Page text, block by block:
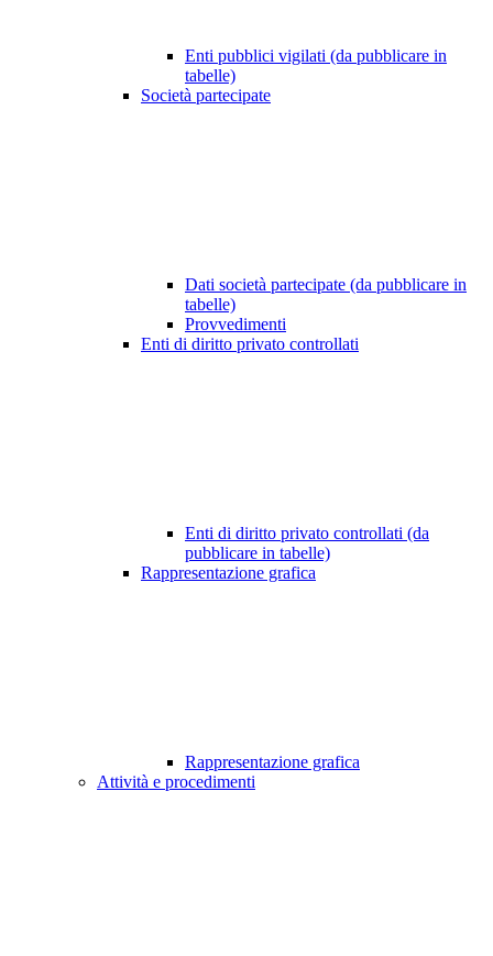
Enti pubblici vigilati (da pubblicare in
tabelle)
Società partecipate
Dati società partecipate (da pubblicare in
tabelle)
Provvedimenti
Enti di diritto privato controllati
Enti di diritto privato controllati (da
pubblicare in tabelle)
Rappresentazione grafica
Rappresentazione grafica
Attività e procedimenti